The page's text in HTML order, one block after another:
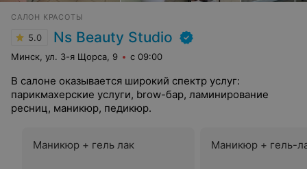
САЛОН КРАСОТЫ
5.0 Ns Beauty Studio
Минск, ул. 3-я Щорса, 9 с 09:00
В салоне оказывается широкий спектр услуг:
парикмахерские услуги, brow-бар, ламинирование
ресниц, маникюр, педикюр.
Маникюр + гель лак Маникюр + гель-